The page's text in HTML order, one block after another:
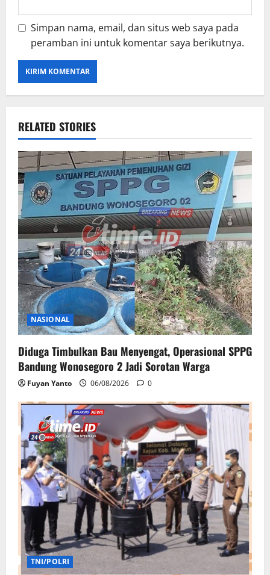
Simpan nama, email, dan situs web saya pada
peramban ini untuk komentar saya berikutnya.
RELATED STORIES
NASIONAL
Diduga Timbulkan Bau Menyengat, Operasional SPPG
Bandung Wonosegoro 2 Jadi Sorotan Warga
Fuyan Yanto 06/08/2026 0
TNI/POLRI